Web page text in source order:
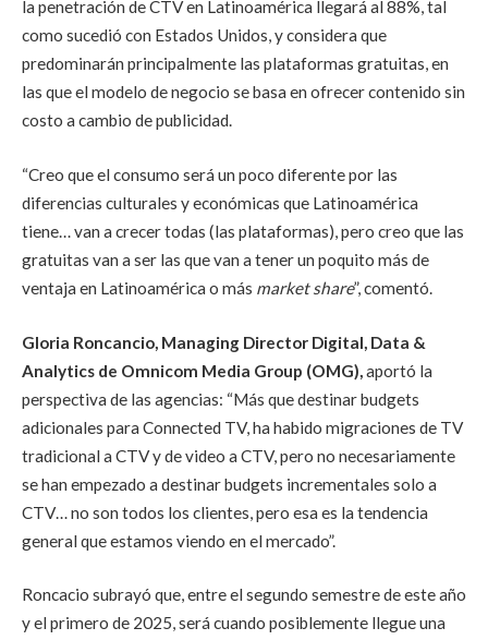
la penetración de CTV en Latinoamérica llegará al 88%, tal
como sucedió con Estados Unidos, y considera que
predominarán principalmente las plataformas gratuitas, en
las que el modelo de negocio se basa en ofrecer contenido sin
costo a cambio de publicidad.
“Creo que el consumo será un poco diferente por las
diferencias culturales y económicas que Latinoamérica
tiene… van a crecer todas (las plataformas), pero creo que las
gratuitas van a ser las que van a tener un poquito más de
ventaja en Latinoamérica o más market share”, comentó.
Gloria Roncancio, Managing Director Digital, Data &
Analytics de Omnicom Media Group (OMG), aportó la
perspectiva de las agencias: “Más que destinar budgets
adicionales para Connected TV, ha habido migraciones de TV
tradicional a CTV y de video a CTV, pero no necesariamente
se han empezado a destinar budgets incrementales solo a
CTV… no son todos los clientes, pero esa es la tendencia
general que estamos viendo en el mercado”.
Roncacio subrayó que, entre el segundo semestre de este año
y el primero de 2025, será cuando posiblemente llegue una